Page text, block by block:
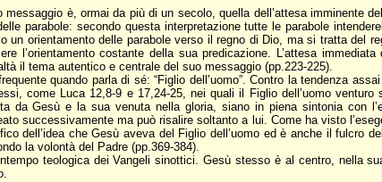
è, ormai da più di un secolo, quella dell’attesa imminente
parabole: secondo questa interpretazione tutte le parabole
orientamento delle parabole verso il regno di Dio, ma si tratta del
costante della sua predicazione. L’attesa
il tema autentico e centrale del suo messaggio (pp.223-225).
quando parla di sé: “Figlio dell’uomo”. Contro la tendenza
come Luca 12,8-9 e 17,24-25, nei quali il Figlio dell’uomo venturo
da Gesù e la sua venuta nella gloria, siano in piena sintonia con
successivamente ma può risalire soltanto a lui. Come ha visto
dell’idea che Gesù aveva del Figlio dell’uomo ed è anche il fulcro
la volontà del Padre (pp.369-384).
teologica dei Vangeli sinottici. Gesù stesso è al centro, nella